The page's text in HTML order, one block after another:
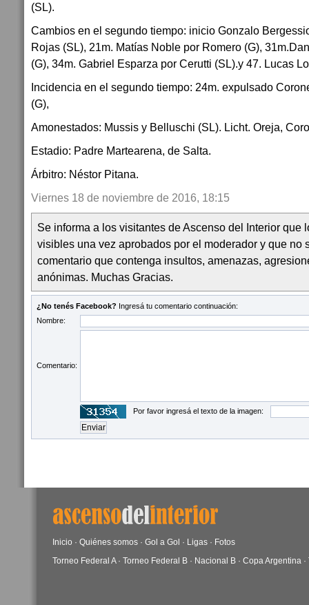
(SL).
Cambios en el segundo tiempo: inicio Gonzalo
Rojas (SL), 21m. Matías Noble por Romero (G),
(G), 34m. Gabriel Esparza por Cerutti (SL).y 47. Lucas
Incidencia en el segundo tiempo: 24m. expulsado
(G),
Amonestados: Mussis y Belluschi (SL). Licht. Oreja,
Estadio: Padre Martearena, de Salta.
Árbitro: Néstor Pitana.
Viernes 18 de noviembre de 2016, 18:15
Se informa a los visitantes de Ascenso del Interior que
visibles una vez aprobados por el moderador y que no
comentario que contenga insultos, amenazas,
anónimas. Muchas Gracias.
¿No tenés Facebook? Ingresá tu comentario continuación:
Nombre:
Comentario:
Por favor ingresá el texto de la imagen:
Inicio · Quiénes somos · Gol a Gol · Ligas · Fotos
Torneo Federal A· Torneo Federal B · Nacional B · Copa Argentina ·